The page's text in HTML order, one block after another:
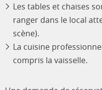
Les tables et chaises
ranger dans le local
scène).
La cuisine
compris la vaisselle.